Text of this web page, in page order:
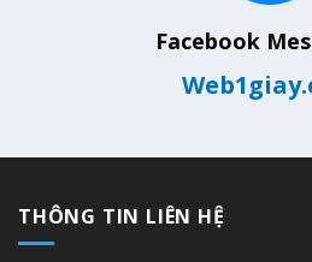
Facebook
THÔNG TIN LIÊN HỆ